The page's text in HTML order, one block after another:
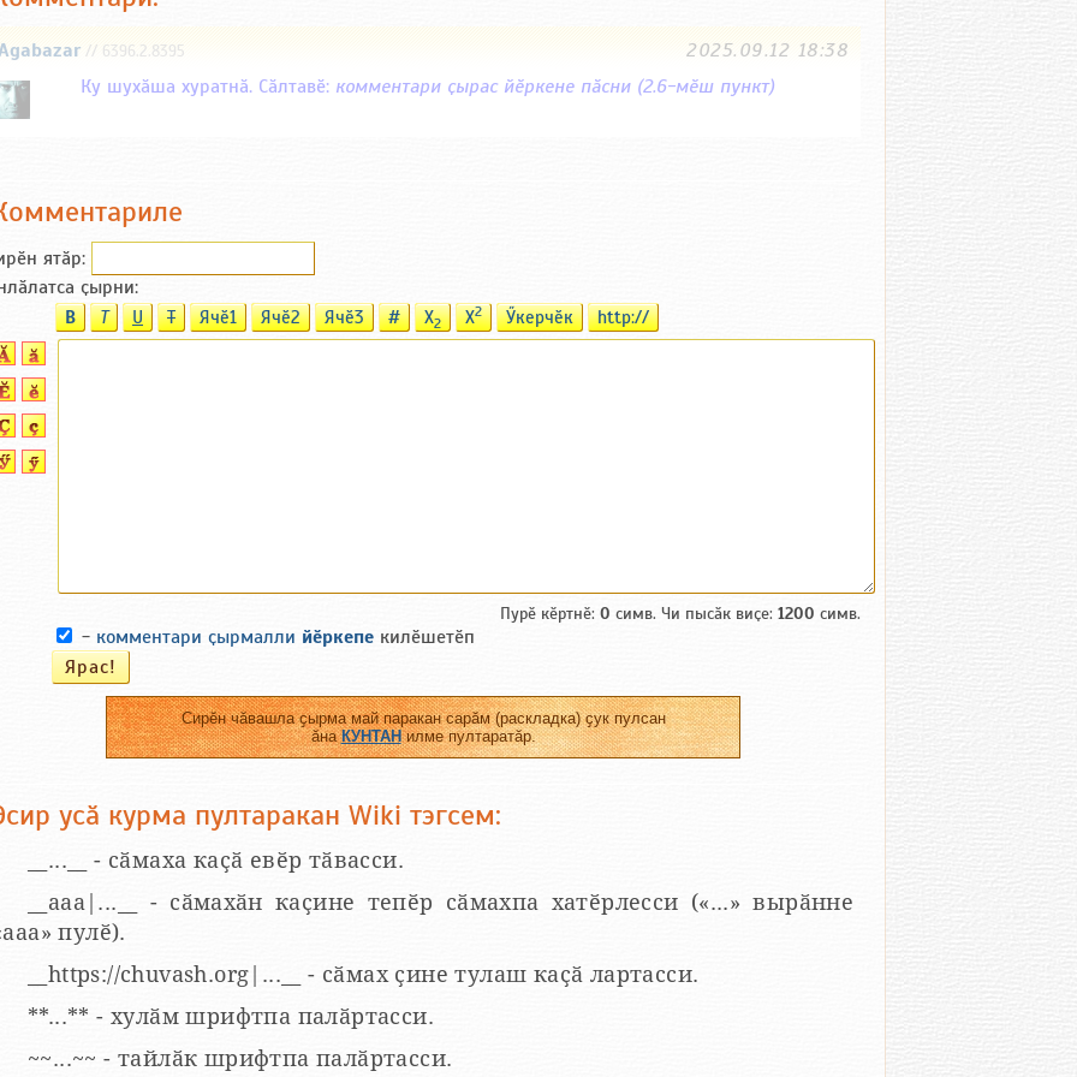
// 6396.2.8395
2025.09.12 18:38
Ку шухӑша хуратнӑ. Сӑлтавӗ: комментари ҫырас йӗркене пӑсни (2.6-мӗш пункт)
ятӑp:
ҫырни:
B T U T Ячӗ1 Ячӗ2 Ячӗ3 # X2 X2 Ӳкерчӗк http://
Пурӗ кӗртнӗ: 0 симв. Чи пысӑк виҫе: 1200 симв.
- комментари ҫырмалли йӗркепе килӗшетӗп
Сирӗн чӑвашла ҫырма май паракан сарӑм (раскладка) ҫук пулсан
ӑнаКУНТАНилме пултаратӑр.
усӑ курма пултаракан Wiki тэгсем:
__...__ - сӑмаха каҫӑ евӗр тӑвасси.
__aaa|...__ - сӑмахӑн каҫине тепӗр сӑмахпа хатӗрлесси («...» вырӑнне
пулӗ).
__https://chuvash.org|...__ - сӑмах ҫине тулаш каҫӑ лартасси.
**...** - хулӑм шрифтпа палӑртасси.
~~...~~ - тайлӑк шрифтпа палӑртасси.